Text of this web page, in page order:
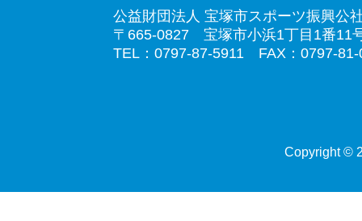
公益財団法人 宝塚市スポーツ振興公
〒665-0827 宝塚市小浜1丁目1番11
TEL：0797-87-5911 FAX：0797-81-
Copyright ©